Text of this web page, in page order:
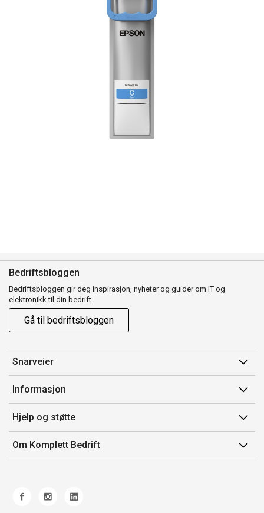
Bedriftsbloggen
Bedriftsbloggen gir deg inspirasjon, nyheter og guider om IT og
elektronikk til din bedrift.
Gå til bedriftsbloggen
Snarveier
Min side
Ordreoversikt
Mine produkter
Informasjon
Salgsbetingelser
Avtalevilkår for Komplett Bedrift Pluss
Produsenter
Hjelp og støtte
Kontakt oss
Retur
Ofte stilte spørsmål
Om Komplett Bedrift